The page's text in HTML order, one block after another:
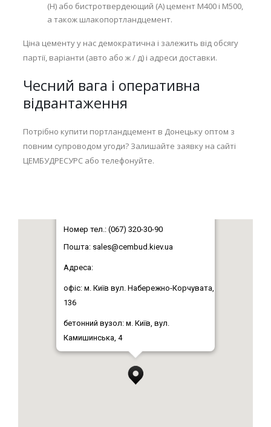
(Н) або бистротвердеющий (А) цемент М400 і М500,
а також шлакопортландцемент.
Ціна цементу у нас демократична і залежить від обсягу
партії, варіанти (авто або ж / д) і адреси доставки.
Чесний вага і оперативна
відвантаження
Потрібно купити портландцемент в Донецьку оптом з
повним супроводом угоди? Залишайте заявку на сайті
ЦЕМБУДРЕСУРС або телефонуйте.
Номер тел.: (067) 320-30-90
Пошта: sales@cembud.kiev.ua
Адреса:
офіс: м. Київ вул. Набережно-Корчувата,
136
бетонний вузол: м. Київ, вул.
Камишинська, 4